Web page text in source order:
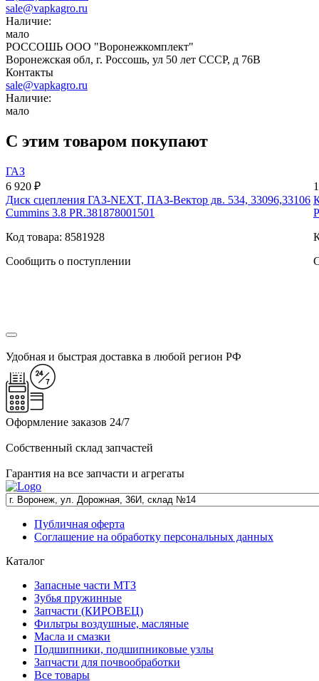
sale@vapkagro.ru
Наличие:
мало
РОССОШЬ ООО "Воронежкомплект"
Воронежская обл, г. Россошь, ул 50 лет СССР, д 76В
Контакты
sale@vapkagro.ru
Наличие:
мало
С этим товаром покупают
ГАЗ
6 920 ₽
Диск сцепления ГАЗ-NEXT, ПАЗ-Вектор дв. 534, 33096,33106
Cummins 3.8 PR.381878001501
Код товара: 8581928
Сообщить о поступлении
Удобная и быстрая доставка в любой регион РФ
Оформление заказов 24/7
Собственный склад запчастей
Гарантия на все запчасти и агрегаты
Публичная оферта
Соглашение на обработку персональных данных
Каталог
Запасные части МТЗ
Зубья пружинные
Запчасти (КИРОВЕЦ)
Фильтры воздушные, масляные
Масла и смазки
Подшипники, подшипниковые узлы
Запчасти для почвообработки
Все товары